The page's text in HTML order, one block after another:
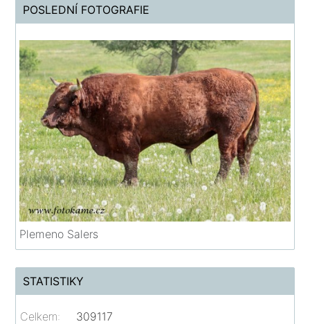
POSLEDNÍ FOTOGRAFIE
Plemeno Salers
STATISTIKY
Celkem:
309117